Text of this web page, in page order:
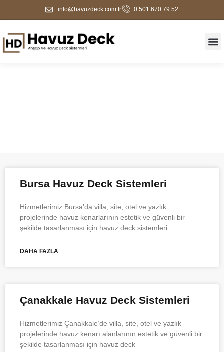
info@havuzdeck.com.tr 0 501 670 79 52
Bursa Havuz Deck Sistemleri
Hizmetlerimiz Bursa’da villa, site, otel ve yazlık
projelerinde havuz kenarlarının estetik ve güvenli bir
şekilde tasarlanması için havuz deck sistemleri
DAHA FAZLA
Çanakkale Havuz Deck Sistemleri
Hizmetlerimiz Çanakkale’de villa, site, otel ve yazlık
projelerinde havuz kenarı alanlarının estetik ve güvenli bir
şekilde tasarlanması için havuz deck